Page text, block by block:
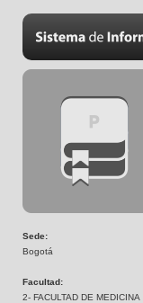
Sede:
Bogotá
Facultad:
2- FACULTAD DE MEDICINA